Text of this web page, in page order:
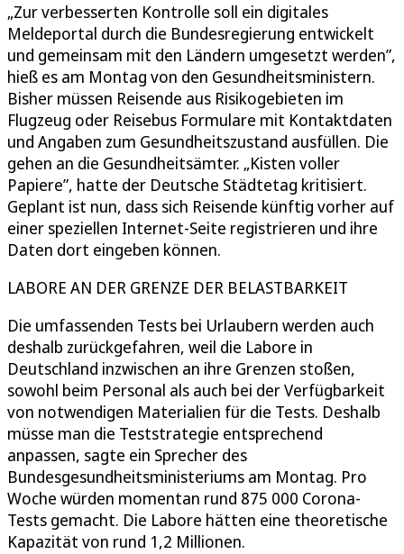
„Zur verbesserten Kontrolle soll ein digitales
Meldeportal durch die Bundesregierung entwickelt
und gemeinsam mit den Ländern umgesetzt werden”,
hieß es am Montag von den Gesundheitsministern.
Bisher müssen Reisende aus Risikogebieten im
Flugzeug oder Reisebus Formulare mit Kontaktdaten
und Angaben zum Gesundheitszustand ausfüllen. Die
gehen an die Gesundheitsämter. „Kisten voller
Papiere”, hatte der Deutsche Städtetag kritisiert.
Geplant ist nun, dass sich Reisende künftig vorher auf
einer speziellen Internet-Seite registrieren und ihre
Daten dort eingeben können.
LABORE AN DER GRENZE DER BELASTBARKEIT
Die umfassenden Tests bei Urlaubern werden auch
deshalb zurückgefahren, weil die Labore in
Deutschland inzwischen an ihre Grenzen stoßen,
sowohl beim Personal als auch bei der Verfügbarkeit
von notwendigen Materialien für die Tests. Deshalb
müsse man die Teststrategie entsprechend
anpassen, sagte ein Sprecher des
Bundesgesundheitsministeriums am Montag. Pro
Woche würden momentan rund 875 000 Corona-
Tests gemacht. Die Labore hätten eine theoretische
Kapazität von rund 1,2 Millionen.